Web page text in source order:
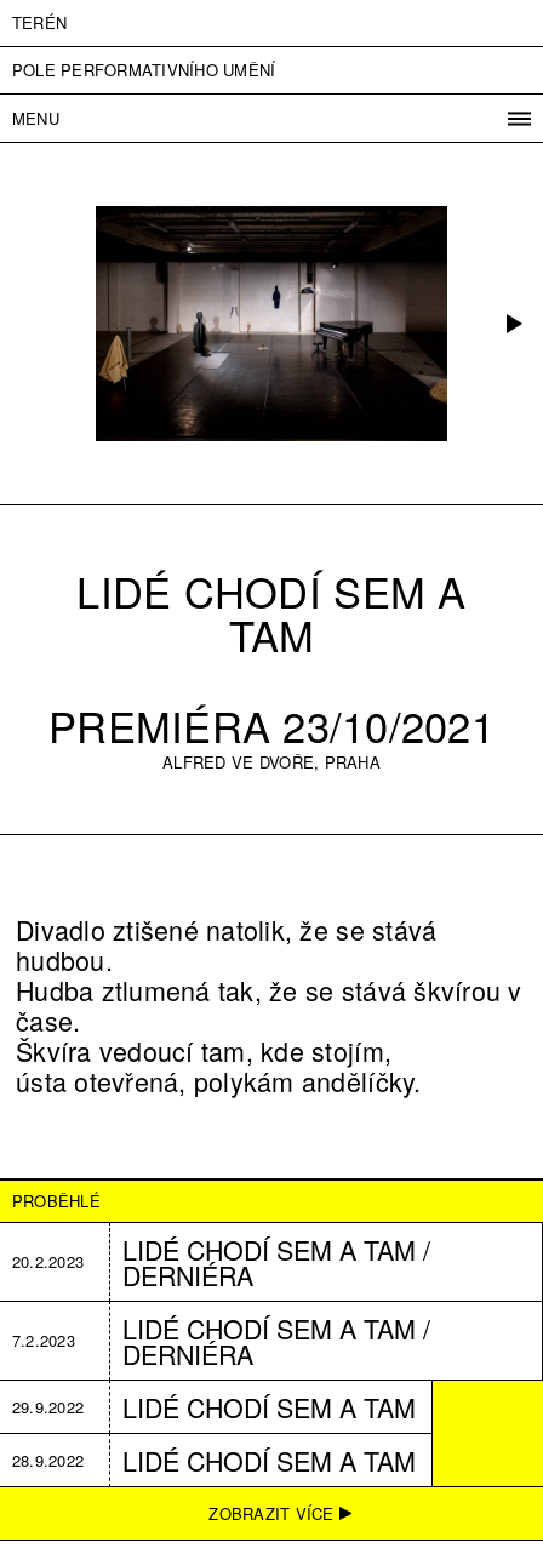
TERÉN
POLE PERFORMATIVNÍHO UMĚNÍ
MENU
VSTUPNÉ
ENGLISH
LIDÉ CHODÍ SEM A
TAM
PREMIÉRA 23/10/2021
ALFRED VE DVOŘE, PRAHA
Divadlo ztišené natolik, že se stává
hudbou.
Hudba ztlumená tak, že se stává škvírou v
čase.
Škvíra vedoucí tam, kde stojím,
ústa otevřená, polykám andělíčky.
PROBĚHLÉ
20.2.2023 LIDÉ CHODÍ SEM A TAM /
DERNIÉRA
7.2.2023 LIDÉ CHODÍ SEM A TAM /
DERNIÉRA
29.9.2022 LIDÉ CHODÍ SEM A TAM
28.9.2022 LIDÉ CHODÍ SEM A TAM
LIDÉ CHODÍ SEM A TAM
ZOBRAZIT VÍCE